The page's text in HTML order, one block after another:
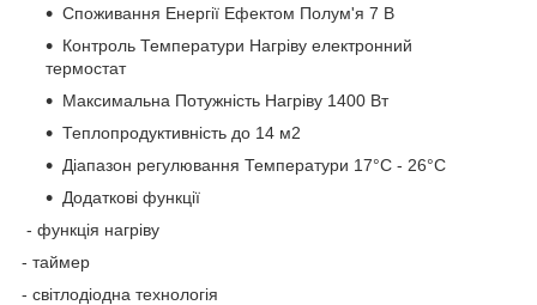
Споживання Енергії Ефектом Полум'я 7 В
Контроль Температури Нагріву електронний
термостат
Максимальна Потужність Нагріву 1400 Вт
Теплопродуктивність до 14 м2
Діапазон регулювання Температури 17°С - 26°С
Додаткові функції
- функція нагріву
- таймер
- світлодіодна технологія